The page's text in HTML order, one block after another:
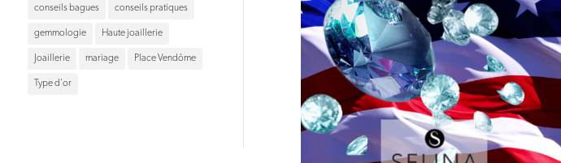
conseils bagues conseils pratiques
gemmologie Haute joaillerie
Joaillerie mariage Place Vendôme
Type d'or